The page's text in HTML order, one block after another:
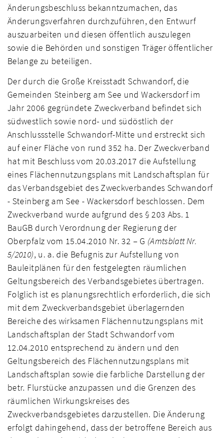
Änderungsbeschluss bekanntzumachen, das
Änderungsverfahren durchzuführen, den Entwurf
auszuarbeiten und diesen öffentlich auszulegen
sowie die Behörden und sonstigen Träger öffentlicher
Belange zu beteiligen.
Der durch die Große Kreisstadt Schwandorf, die
Gemeinden Steinberg am See und Wackersdorf im
Jahr 2006 gegründete Zweckverband befindet sich
südwestlich sowie nord- und südöstlich der
Anschlussstelle Schwandorf-Mitte und erstreckt sich
auf einer Fläche von rund 352 ha. Der Zweckverband
hat mit Beschluss vom 20.03.2017 die Aufstellung
eines Flächennutzungsplans mit Landschaftsplan für
das Verbandsgebiet des Zweckverbandes Schwandorf
- Steinberg am See - Wackersdorf beschlossen. Dem
Zweckverband wurde aufgrund des § 203 Abs. 1
BauGB durch Verordnung der Regierung der
Oberpfalz vom 15.04.2010 Nr. 32 – G (Amtsblatt Nr.
5/2010), u. a. die Befugnis zur Aufstellung von
Bauleitplänen für den festgelegten räumlichen
Geltungsbereich des Verbandsgebietes übertragen.
Folglich ist es planungsrechtlich erforderlich, die sich
mit dem Zweckverbandsgebiet überlagernden
Bereiche des wirksamen Flächennutzungsplans mit
Landschaftsplan der Stadt Schwandorf vom
12.04.2010 entsprechend zu ändern und den
Geltungsbereich des Flächennutzungsplans mit
Landschaftsplan sowie die farbliche Darstellung der
betr. Flurstücke anzupassen und die Grenzen des
räumlichen Wirkungskreises des
Zweckverbandsgebietes darzustellen. Die Änderung
erfolgt dahingehend, dass der betroffene Bereich aus